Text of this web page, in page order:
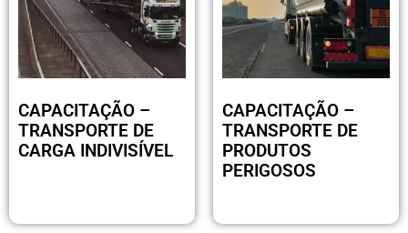
CAPACITAÇÃO –
TRANSPORTE DE
CARGA INDIVISÍVEL
CAPACITAÇÃO –
TRANSPORTE DE
PRODUTOS
PERIGOSOS